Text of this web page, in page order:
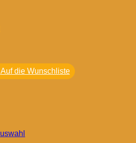
Auf die Wunschliste